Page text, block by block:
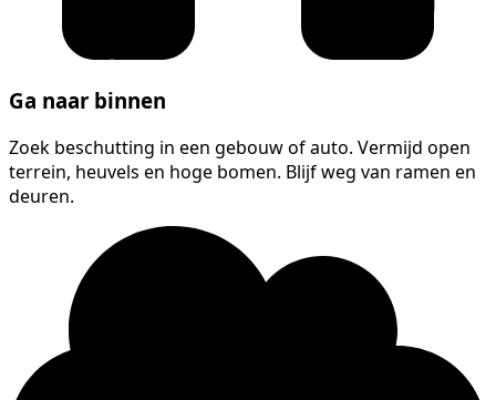
Ga naar binnen
Zoek beschutting in een gebouw of auto. Vermijd open
terrein, heuvels en hoge bomen. Blijf weg van ramen en
deuren.